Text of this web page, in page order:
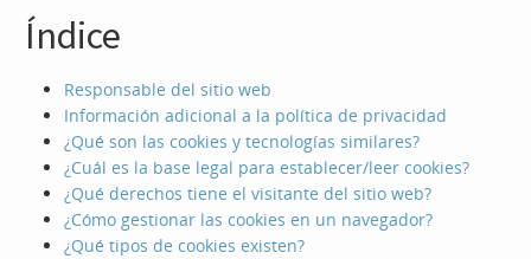
Índice
Responsable del sitio web
Información adicional a la política de privacidad
¿Qué son las cookies y tecnologías similares?
¿Cuál es la base legal para establecer/leer cookies?
¿Qué derechos tiene el visitante del sitio web?
¿Cómo gestionar las cookies en un navegador?
¿Qué tipos de cookies existen?